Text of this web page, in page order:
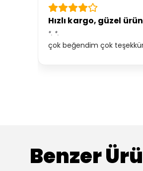
Hızlı kargo, güzel ürün
*. *.
çok beğendim çok
Benzer